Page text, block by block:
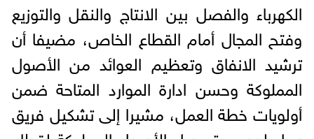
الكهرباء والفصل بين الانتاج والنقل والتوزيع
وفتح المجال أمام القطاع الخاص، مضيفا أن
ترشيد الانفاق وتعظيم العوائد من الأصول
المملوكة وحسن ادارة الموارد المتاحة ضمن
أولويات خطة العمل، مشيرا إلى تشكيل فريق